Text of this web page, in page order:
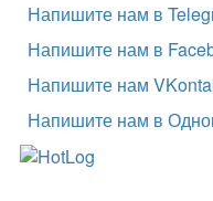
Напишите нам в
Напишите нам в
Напишите нам
Напишите нам в